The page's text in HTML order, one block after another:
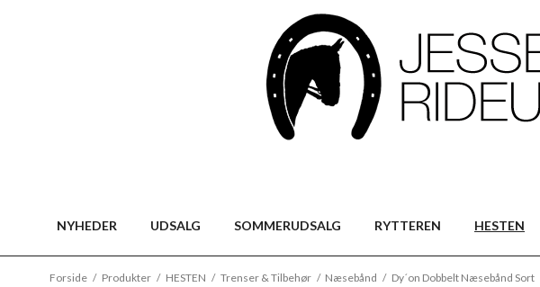
NYHEDER UDSALG SOMMERUDSALG RYTTEREN HESTEN
Forside / Produkter / HESTEN / Trenser & Tilbehør / Næsebånd / Dy´on Dobbelt Næsebånd Sort